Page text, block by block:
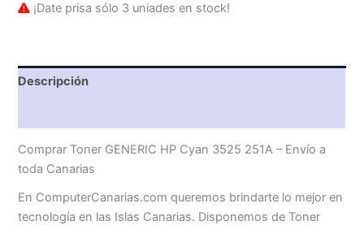
¡Date prisa sólo 3 uniades en stock!
Descripción
Comprar Toner GENERIC HP Cyan 3525 251A – Envío a
toda Canarias
En ComputerCanarias.com queremos brindarte lo mejor en
tecnología en las Islas Canarias. Disponemos de Toner